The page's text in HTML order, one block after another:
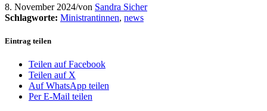
8. November 2024/von Sandra Sicher
Schlagworte: Ministrantinnen, news
Eintrag teilen
Teilen auf Facebook
Teilen auf X
Auf WhatsApp teilen
Per E-Mail teilen